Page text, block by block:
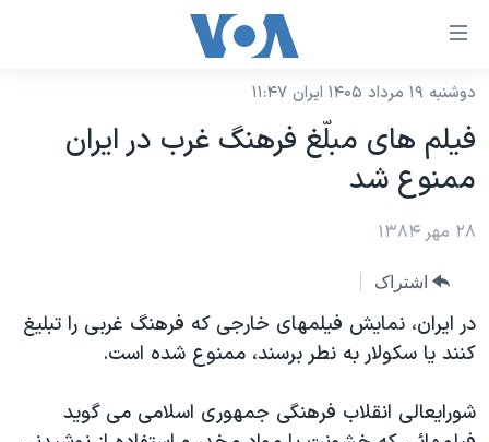
لینکهای
دسترسی
جهش
محتوای
اصلی
صفحه
اصلی
جهش
جستجو
نسخه سبک وب‌سایت
موضوع ها
ایران
آمریکا
جهان
ورزشی
ویژه برنامه‌ها
برنامه های تلویزیونی
جدول برنامه ها
صفحه‌های ویژه
جام جهانی ۲۰۲۶
۲۵۰سالگی آمریکا
فرکانس‌های صدای آمریکا
دوشنبه ۱۹ مرداد ۱۴۰۵ ایران ۱۱:۴۷
فيلم های مبلّغ فرهنگ غرب در ايران
ممنوع شد
۲۸ مهر ۱۳۸۴
اشتراک
در ايران، نمايش فيلمهای خارجی که فرهنگ غربی را تبليغ
کنند يا سکولار به نطر برسند، ممنوع شده است.
شورايعالی انقلاب فرهنگی جمهوری اسلامی می گويد